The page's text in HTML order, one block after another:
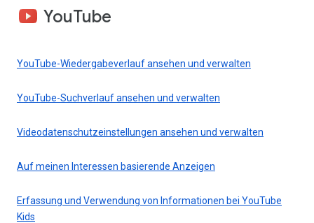
YouTube
YouTube-Wiedergabeverlauf ansehen und verwalten
YouTube-Suchverlauf ansehen und verwalten
Videodatenschutzeinstellungen ansehen und verwalten
Auf meinen Interessen basierende Anzeigen
Erfassung und Verwendung von Informationen bei YouTube
Kids